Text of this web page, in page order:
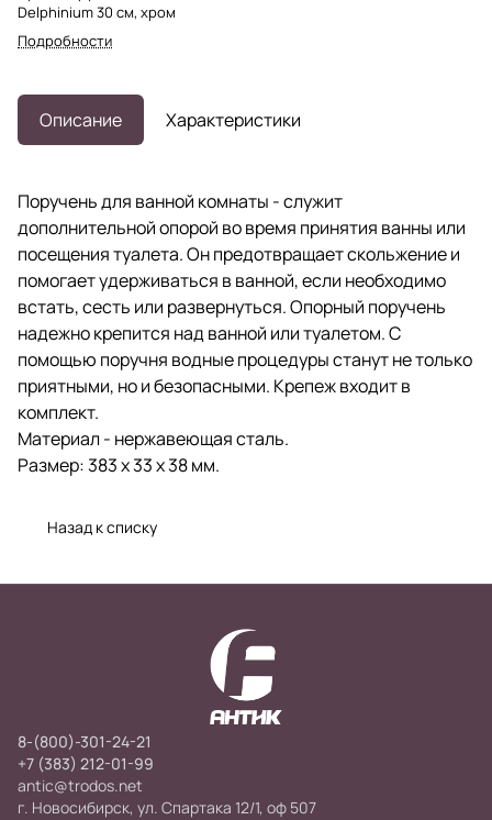
Delphinium 30 см, хром
Подробности
Описание Характеристики
Поручень для ванной комнаты - служит
дополнительной опорой во время принятия ванны или
посещения туалета. Он предотвращает скольжение и
помогает удерживаться в ванной, если необходимо
встать, сесть или развернуться. Опорный поручень
надежно крепится над ванной или туалетом. С
помощью поручня водные процедуры станут не только
приятными, но и безопасными. Крепеж входит в
комплект.
Материал - нержавеющая сталь.
Размер: 383 х 33 х 38 мм.
Назад к списку
8-(800)-301-24-21
+7 (383) 212-01-99
antic@trodos.net
г. Новосибирск, ул. Спартака 12/1, оф 507